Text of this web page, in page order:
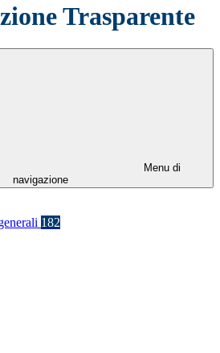
Trasparente
Menu di
navigazione
182